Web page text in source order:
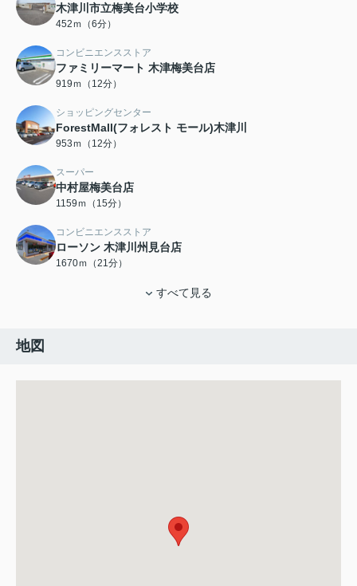
木津川市立梅美台小学校
452ｍ（6分）
コンビニエンスストア
ファミリーマート 木津梅美台店
919ｍ（12分）
ショッピングセンター
ForestMall(フォレスト モール)木津川
953ｍ（12分）
スーパー
中村屋梅美台店
1159ｍ（15分）
コンビニエンスストア
ローソン 木津川州見台店
1670ｍ（21分）
すべて見る
地図